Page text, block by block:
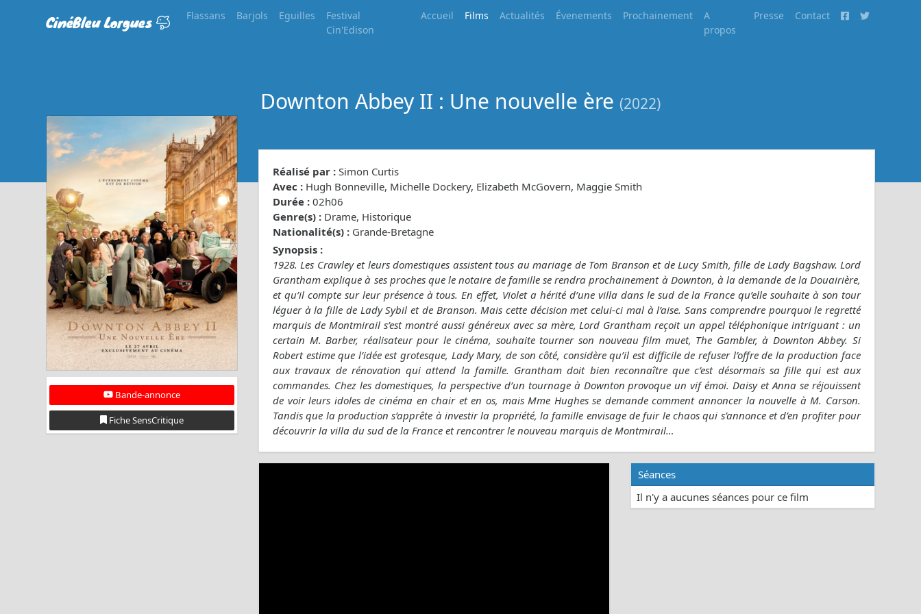
CinéBleu Lorgues Flassans Barjols Eguilles
Festival
Cin'Edison
Accueil Films Actualités Évenements Prochainement
A
propos
Presse Contact
Downton Abbey II : Une nouvelle ère (2022)
Bande-annonce
Fiche SensCritique
Réalisé par : Simon Curtis
Avec : Hugh Bonneville, Michelle Dockery, Elizabeth McGovern, Maggie Smith
Durée : 02h06
Genre(s) : Drame, Historique
Nationalité(s) : Grande-Bretagne
Synopsis :
1928. Les Crawley et leurs domestiques assistent tous au mariage de Tom Branson et de Lucy Smith, fille de Lady Bagshaw. Lord
Grantham explique à ses proches que le notaire de famille se rendra prochainement à Downton, à la demande de la Douairière,
et qu’il compte sur leur présence à tous. En effet, Violet a hérité d’une villa dans le sud de la France qu’elle souhaite à son tour
léguer à la fille de Lady Sybil et de Branson. Mais cette décision met celui-ci mal à l’aise. Sans comprendre pourquoi le regretté
marquis de Montmirail s’est montré aussi généreux avec sa mère, Lord Grantham reçoit un appel téléphonique intriguant : un
certain M. Barber, réalisateur pour le cinéma, souhaite tourner son nouveau film muet, The Gambler, à Downton Abbey. Si
Robert estime que l’idée est grotesque, Lady Mary, de son côté, considère qu’il est difficile de refuser l’offre de la production face
aux travaux de rénovation qui attend la famille. Grantham doit bien reconnaître que c’est désormais sa fille qui est aux
commandes. Chez les domestiques, la perspective d’un tournage à Downton provoque un vif émoi. Daisy et Anna se réjouissent
de voir leurs idoles de cinéma en chair et en os, mais Mme Hughes se demande comment annoncer la nouvelle à M. Carson.
Tandis que la production s’apprête à investir la propriété, la famille envisage de fuir le chaos qui s’annonce et d’en profiter pour
découvrir la villa du sud de la France et rencontrer le nouveau marquis de Montmirail…
Séances
Il n'y a aucunes séances pour ce film